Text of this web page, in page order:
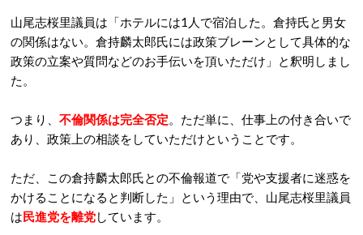
山尾志桜里議員は「ホテルには1人で宿泊した。倉持氏と男女
の関係はない。倉持麟太郎氏には政策ブレーンとして具体的な
政策の立案や質問などのお手伝いを頂いただけ」と釈明しまし
た。
つまり、 不倫関係は完全否定。ただ単に、仕事上の付き合いで
あり、政策上の相談をしていただけということです。
ただ、この倉持麟太郎氏との不倫報道で「党や支援者に迷惑を
かけることになると判断した」という理由で、山尾志桜里議員
は民進党を離党しています。